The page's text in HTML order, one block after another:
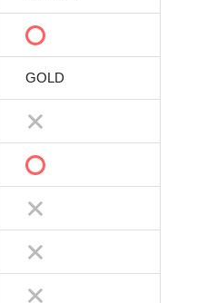
GOLD